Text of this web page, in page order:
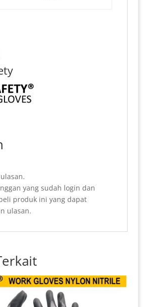
yang sudah login dan
produk ini yang dapat
ulasan.